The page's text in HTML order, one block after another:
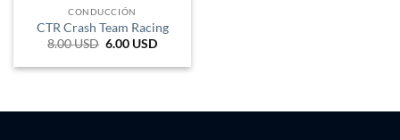
CONDUCCIÓN
CTR Crash Team Racing
8.00USD El
original
6.00 USD
actual